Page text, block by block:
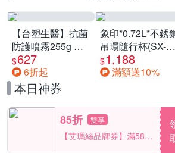
【台塑生醫】抗菌
防護噴霧255g 三
入組
$627
6折起
象印*0.72L*不銹
吊環隨行杯(SX-
LA72H)
$1,188
滿額送10%
本日神券
85折 雙享
【艾瑪絲品牌券】滿580
享85折！